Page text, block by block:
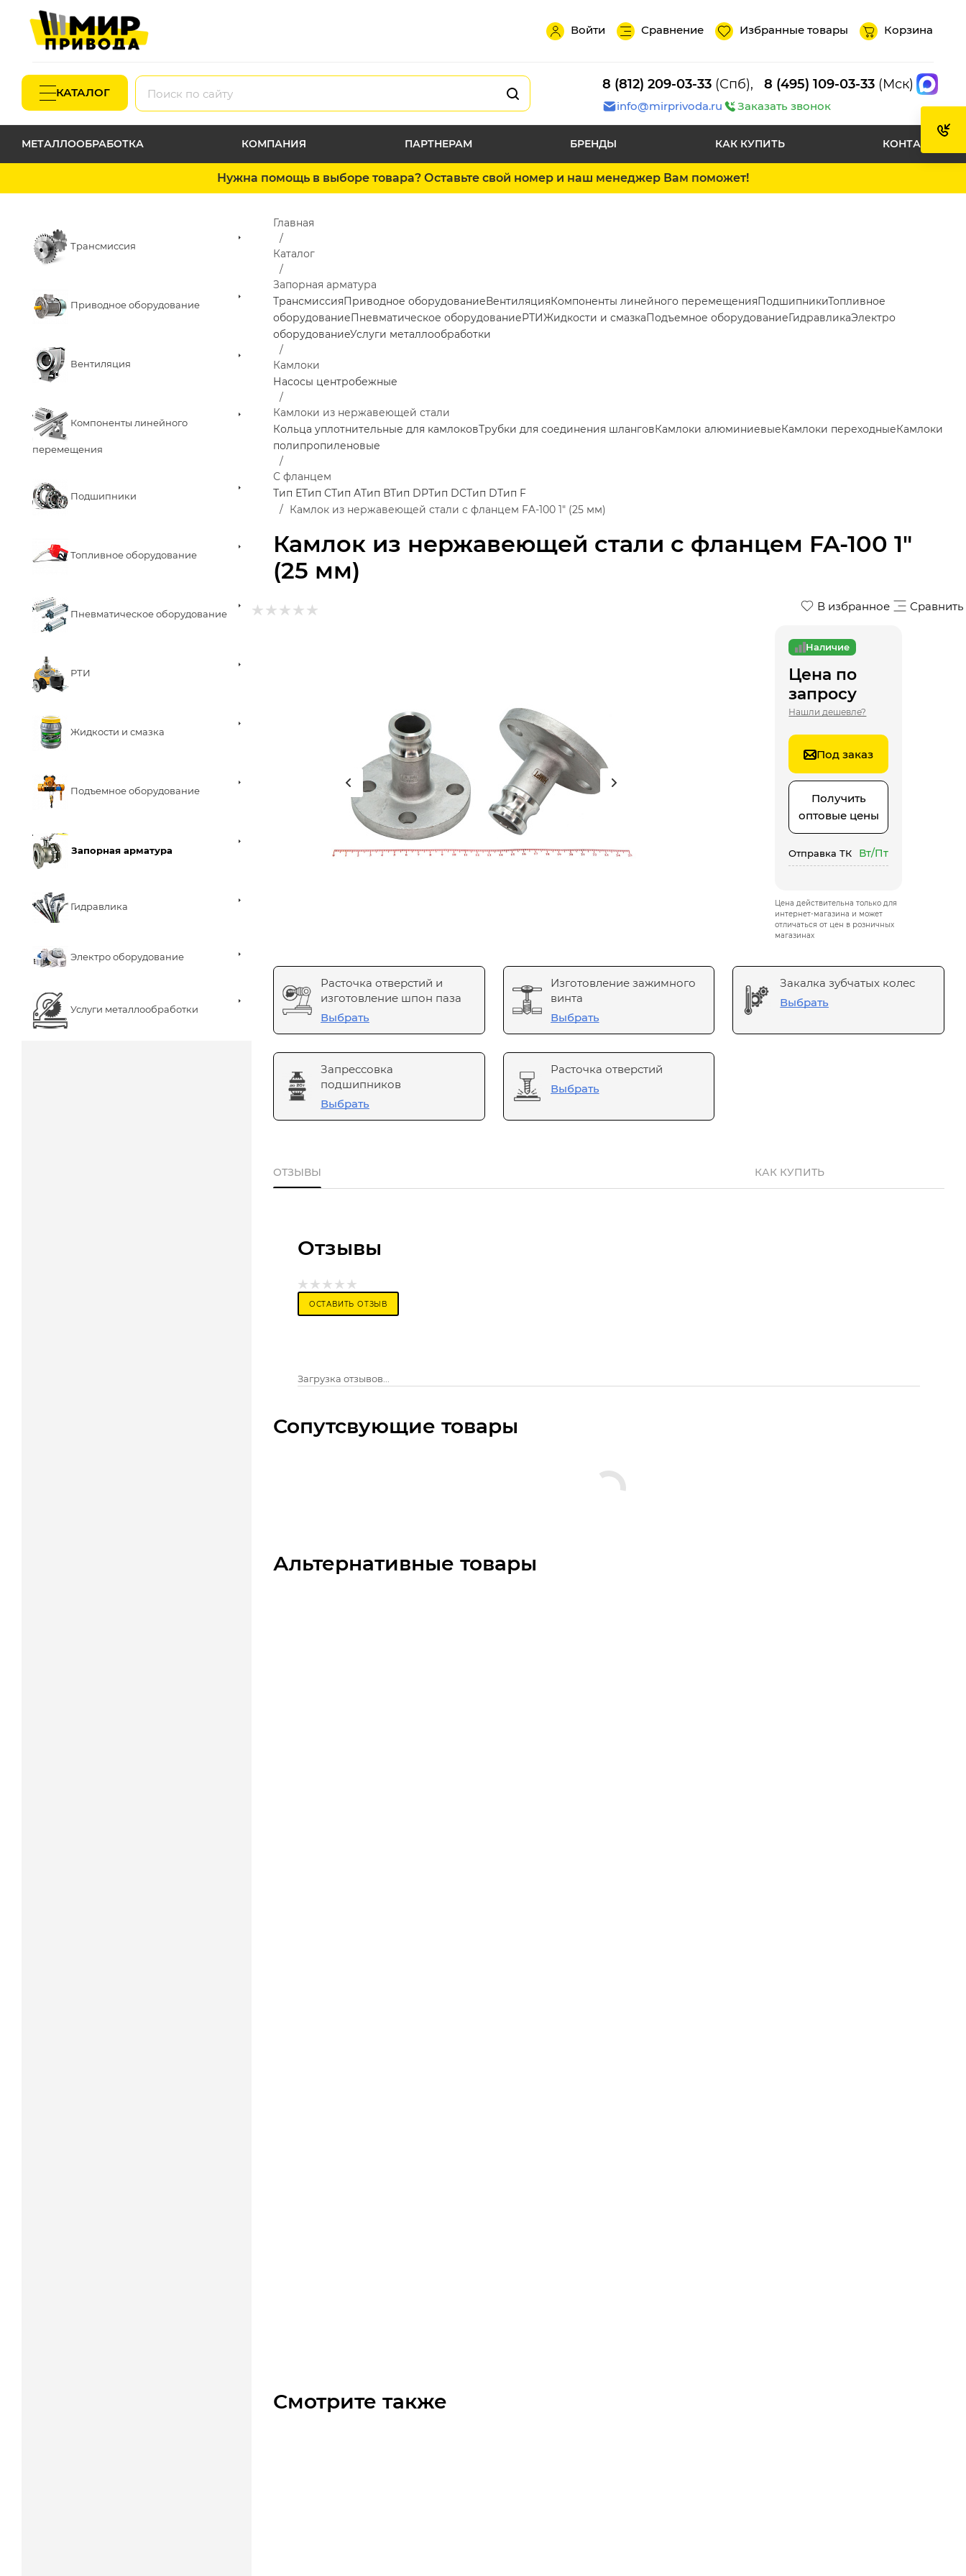
Войти Сравнение Избранные товары Корзина
КАТАЛОГ
8 (812) 209-03-33 (Спб), 8 (495) 109-03-33 (Мск)
info@mirprivoda.ru Заказать звонок
МЕТАЛЛООБРАБОТКА КОМПАНИЯ ПАРТНЕРАМ БРЕНДЫ КАК КУПИТЬ КОНТАКТЫ
Нужна помощь в выборе товара? Оставьте свой номер и наш менеджер Вам поможет!
Трансмиссия
Приводное оборудование
Вентиляция
Компоненты линейного
перемещения
Подшипники
Топливное оборудование
Пневматическое оборудование
РТИ
Жидкости и смазка
Подъемное оборудование
Запорная арматура
Гидравлика
Электро оборудование
Услуги металлообработки
Камлок из нержавеющей стали с фланцем FA-100 1"
(25 мм)
Главная
Каталог
Запорная арматура
ТрансмиссияПриводное оборудованиеВентиляцияКомпоненты линейного перемещенияПодшипникиТопливное
оборудованиеПневматическое оборудованиеРТИЖидкости и смазкаПодъемное оборудованиеГидравликаЭлектро
оборудованиеУслуги металлообработки
Камлоки
Насосы центробежные
Камлоки из нержавеющей стали
Кольца уплотнительные для камлоковТрубки для соединения шланговКамлоки алюминиевыеКамлоки переходныеКамлоки
полипропиленовые
С фланцем
Тип ЕТип СТип АТип ВТип DPТип DCТип DТип F
Камлок из нержавеющей стали с фланцем FA-100 1" (25 мм)
В избранное Сравнить
Наличие
Цена по
запросу
Нашли дешевле?
Под заказ
Получить
оптовые цены
Отправка ТК Вт/Пт
Цена действительна только для
интернет-магазина и может
отличаться от цен в розничных
магазинах
Расточка отверстий и
изготовление шпон паза
Выбрать
Изготовление зажимного
винта
Выбрать
Закалка зубчатых колес
Выбрать
Запрессовка
подшипников
Выбрать
Расточка отверстий
Выбрать
ОТЗЫВЫ КАК КУПИТЬ
Отзывы
ОСТАВИТЬ ОТЗЫВ
Загрузка отзывов...
Сопутсвующие товары
Альтернативные товары
Смотрите также